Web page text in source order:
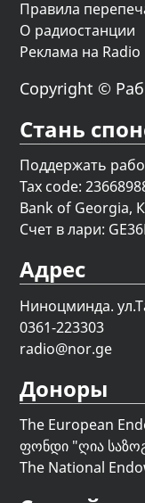
Правила
О радиостанции
Реклама на Radio
Copyright ©
Стань
Поддержать
Tax code:
Bank of Georgia,
Счет в лари:
Адрес
Ниноцминда.
0361-223303
radio@nor.ge
Доноры
The European
ფონდი "ღია
The National